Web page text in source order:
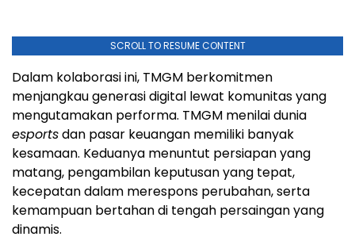
SCROLL TO RESUME CONTENT
Dalam kolaborasi ini, TMGM berkomitmen
menjangkau generasi digital lewat komunitas yang
mengutamakan performa. TMGM menilai dunia
esportsdan pasar keuangan memiliki banyak
kesamaan. Keduanya menuntut persiapan yang
matang, pengambilan keputusan yang tepat,
kecepatan dalam merespons perubahan, serta
kemampuan bertahan di tengah persaingan yang
dinamis.